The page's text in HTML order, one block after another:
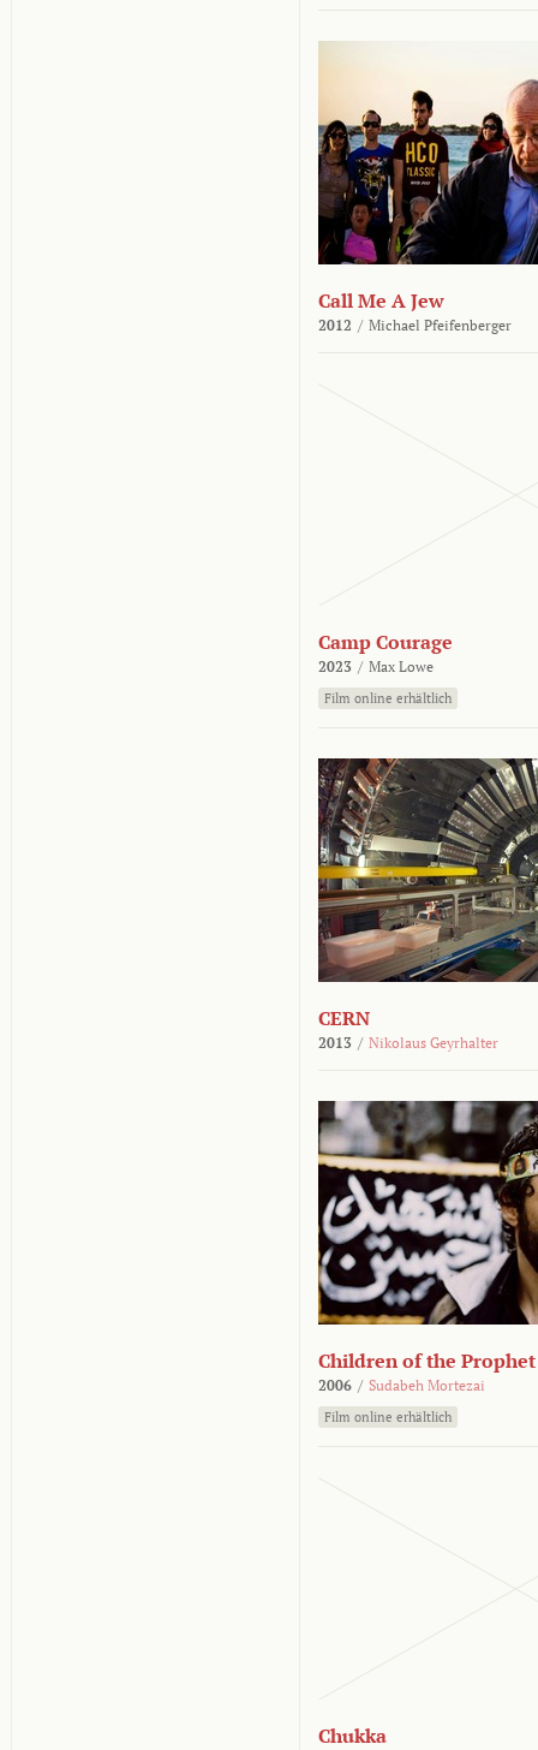
Call Me A Jew
2012 / Michael Pfeifenberger
Camp Courage
2023 / Max Lowe
Film online erhältlich
CERN
2013 / Nikolaus Geyrhalter
Children of the Prophet
2006 / Sudabeh Mortezai
Film online erhältlich
Chukka